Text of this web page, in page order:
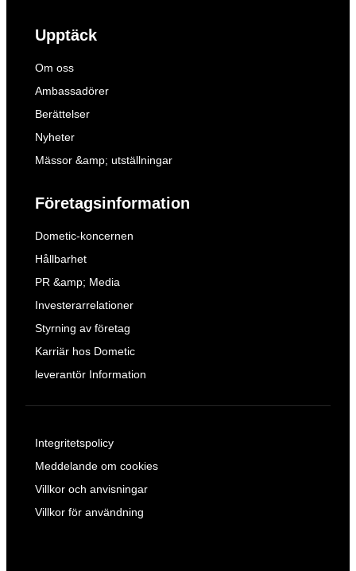
Upptäck
Om oss
Ambassadörer
Berättelser
Nyheter
Mässor &amp; utställningar
Företagsinformation
Dometic-koncernen
Hållbarhet
PR &amp; Media
Investerarrelationer
Styrning av företag
Karriär hos Dometic
leverantör Information
Integritetspolicy
Meddelande om cookies
Villkor och anvisningar
Villkor för användning